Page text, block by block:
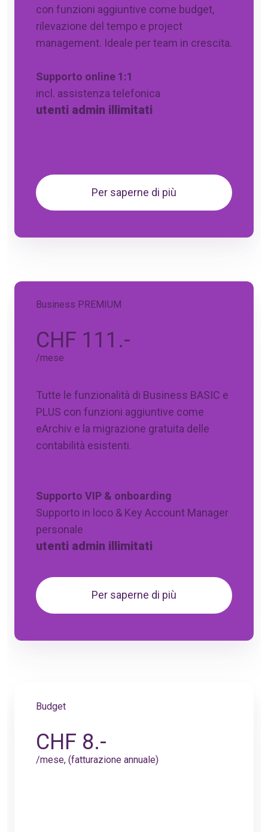
con funzioni aggiuntive come budget,
rilevazione del tempo e project
management. Ideale per team in crescita.
Supporto online 1:1
incl. assistenza telefonica
utenti admin illimitati
Per saperne di più
Business PREMIUM
CHF 111.-
/mese
Tutte le funzionalità di Business BASIC e
PLUS con funzioni aggiuntive come
eArchiv e la migrazione gratuita delle
contabilità esistenti.
Supporto VIP & onboarding
Supporto in loco & Key Account Manager
personale
utenti admin illimitati
Per saperne di più
Budget
CHF 8.-
/mese, (fatturazione annuale)